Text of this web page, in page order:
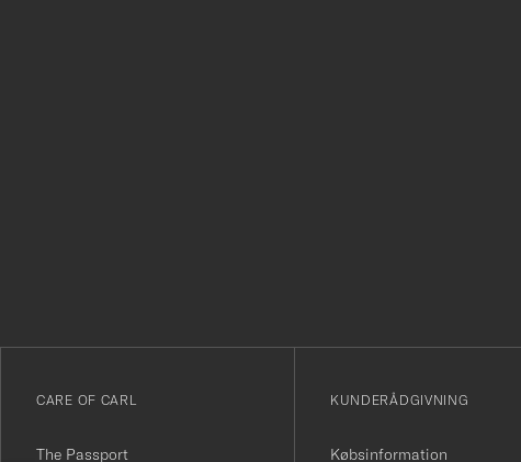
till
nyhetsbrev!
CARE OF CARL
The Passport
KUNDERÅDGIVNING
Købsinformation